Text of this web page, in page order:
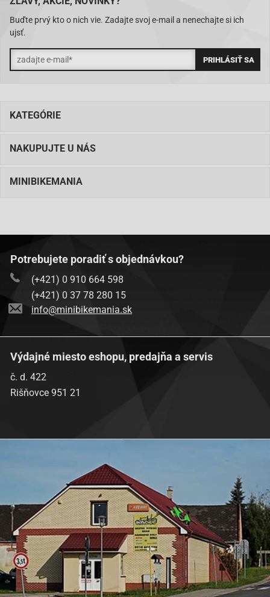
Buďte prvý kto o nich vie. Zadajte svoj e-mail a nenechajte si ich
ujsť.
KATEGÓRIE
NAKUPUJTE U NÁS
MINIBIKEMANIA
Potrebujete poradiť s objednávkou?
(+421) 0 910 664 598
(+421) 0 37 78 280 15
info@minibikemania.sk
Výdajné miesto eshopu, predajňa a servis
č. d. 422
Rišňovce 951 21